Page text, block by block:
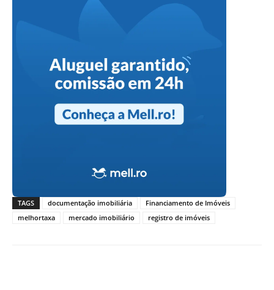
TAGS documentação imobiliária
Financiamento de Imóveis
melhortaxa
mercado imobiliário registro de imóveis